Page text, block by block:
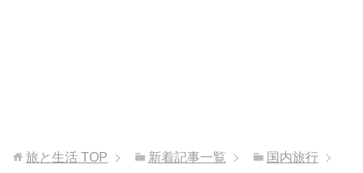
旅と生活 TOP 新着記事一覧 国内旅行